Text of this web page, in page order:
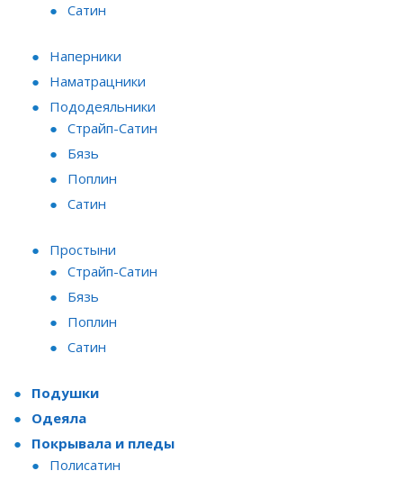
Сатин
Наперники
Наматрацники
Пододеяльники
Страйп-Сатин
Бязь
Поплин
Сатин
Простыни
Страйп-Сатин
Бязь
Поплин
Сатин
Подушки
Одеяла
Покрывала и пледы
Полисатин